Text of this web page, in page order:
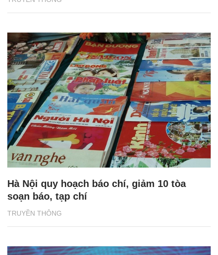
TRUYỀN THÔNG
Hà Nội quy hoạch báo chí, giảm 10 tòa
soạn báo, tạp chí